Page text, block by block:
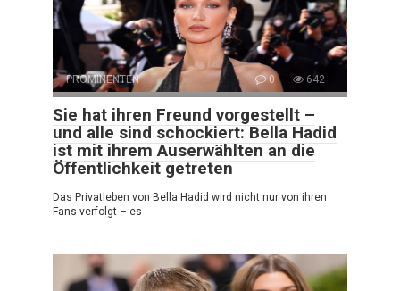
PROMINENTEN 0 642
Sie hat ihren Freund vorgestellt –
und alle sind schockiert: Bella Hadid
ist mit ihrem Auserwählten an die
Öffentlichkeit getreten
Das Privatleben von Bella Hadid wird nicht nur von ihren
Fans verfolgt – es